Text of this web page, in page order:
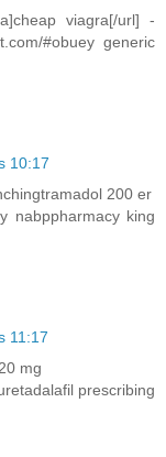
viagra[/url] -
#obuey generic
10:17
200 er
nabppharmacy king
11:17
mg
prescribing